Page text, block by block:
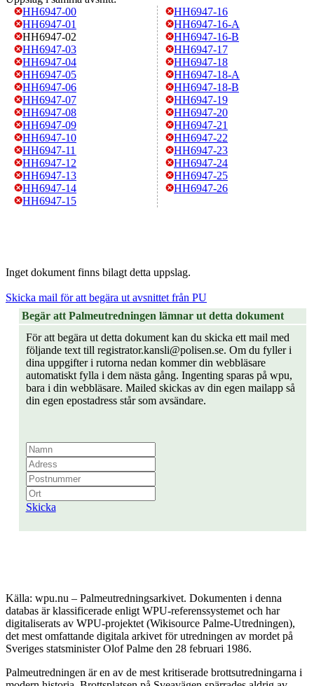
HH6947-00
HH6947-01
HH6947-02
HH6947-03
HH6947-04
HH6947-05
HH6947-06
HH6947-07
HH6947-08
HH6947-09
HH6947-10
HH6947-11
HH6947-12
HH6947-13
HH6947-14
HH6947-15
HH6947-16
HH6947-16-A
HH6947-16-B
HH6947-17
HH6947-18
HH6947-18-A
HH6947-18-B
HH6947-19
HH6947-20
HH6947-21
HH6947-22
HH6947-23
HH6947-24
HH6947-25
HH6947-26
Inget dokument finns bilagt detta uppslag.
Skicka mail för att begära ut avsnittet från PU
Begär att Palmeutredningen lämnar ut detta dokument
För att begära ut detta dokument kan du skicka ett mail med
följande text till registrator.kansli@polisen.se. Om du fyller i
dina uppgifter i rutorna nedan kommer din webbläsare
automatiskt fylla i dem nästa gång. Ingenting sparas på wpu,
bara i din webbläsare. Mailed skickas av din egen mailapp så
din egen epostadress står som avsändare.
Skicka
Källa: wpu.nu – Palmeutredningsarkivet. Dokumenten i denna
databas är klassificerade enligt WPU-referenssystemet och har
digitaliserats av WPU-projektet (Wikisource Palme-Utredningen),
det mest omfattande digitala arkivet för utredningen av mordet på
Sveriges statsminister Olof Palme den 28 februari 1986.
Palmeutredningen är en av de mest kritiserade brottsutredningarna i